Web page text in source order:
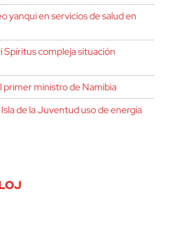
yanqui en servicios de salud en
Spíritus compleja situación
primer ministro de Namibia
de la Juventud uso de energía